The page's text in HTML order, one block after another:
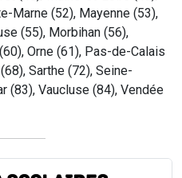
Marne (52), Mayenne (53),
(55), Morbihan (56),
Orne (61), Pas-de-Calais
Sarthe (72), Seine-
(83), Vaucluse (84), Vendée